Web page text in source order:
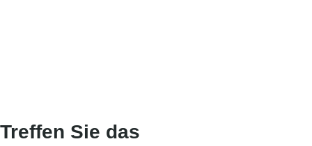
Treffen Sie das